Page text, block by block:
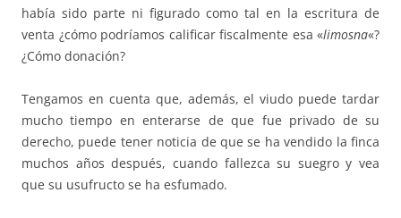
había sido parte ni figurado como tal en la escritura de
venta ¿cómo podríamos calificar fiscalmente esa «limosna«?
¿Cómo donación?
Tengamos en cuenta que, además, el viudo puede tardar
mucho tiempo en enterarse de que fue privado de su
derecho, puede tener noticia de que se ha vendido la finca
muchos años después, cuando fallezca su suegro y vea
que su usufructo se ha esfumado.